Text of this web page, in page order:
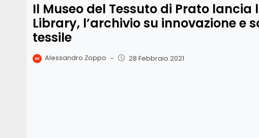
Il Museo del Tessuto di Prato lancia
Library, l’archivio su innovazione e
tessile
Alessandro Zoppo - 28 Febbraio 2021